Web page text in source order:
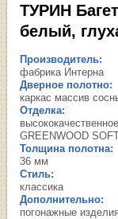
ТУРИН
белый,
Производитель:
фабрика Интерна
Дверное полотно:
каркас массив
Отделка:
GREENWOOD
Толщина полотна:
36 мм
Стиль:
классика
Дополнительно:
погонажные